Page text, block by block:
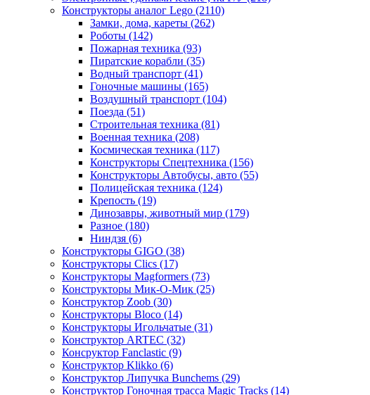
Конструкторы аналог Lego (2110)
Замки, дома, кареты (262)
Роботы (142)
Пожарная техника (93)
Пиратские корабли (35)
Водный транспорт (41)
Гоночные машины (165)
Воздушный транспорт (104)
Поезда (51)
Строительная техника (81)
Военная техника (208)
Космическая техника (117)
Конструкторы Спецтехника (156)
Конструкторы Автобусы, авто (55)
Полицейская техника (124)
Крепость (19)
Динозавры, животный мир (179)
Разное (180)
Ниндзя (6)
Конструкторы GIGO (38)
Конструкторы Clics (17)
Конструкторы Magformers (73)
Конструкторы Мик-О-Мик (25)
Конструктор Zoob (30)
Конструкторы Bloco (14)
Конструкторы Игольчатые (31)
Конструктор ARTEC (32)
Консруктор Fanclastic (9)
Конструктор Klikko (6)
Конструктор Липучка Bunchems (29)
Конструктор Гоночная трасса Magic Tracks (14)